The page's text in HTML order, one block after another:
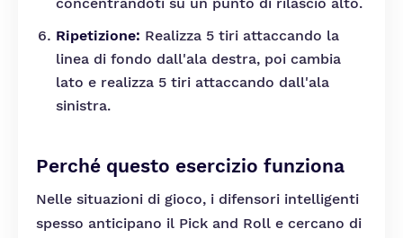
Ripetizione: Realizza 5 tiri attaccando la
linea di fondo dall'ala destra, poi cambia
lato e realizza 5 tiri attaccando dall'ala
sinistra.
Perché questo esercizio funziona
Nelle situazioni di gioco, i difensori intelligenti
spesso anticipano il Pick and Roll e cercano di